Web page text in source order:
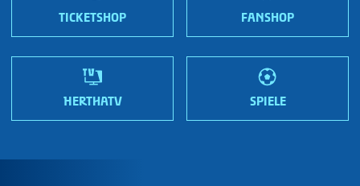
Wir sind Hertha!
TICKETSHOP FANSHOP
HERTHATV SPIELE